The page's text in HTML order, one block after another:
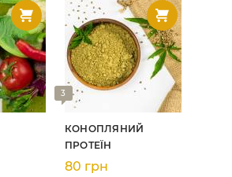
3
КОНОПЛЯНИЙ
ПРОТЕЇН
80 грн